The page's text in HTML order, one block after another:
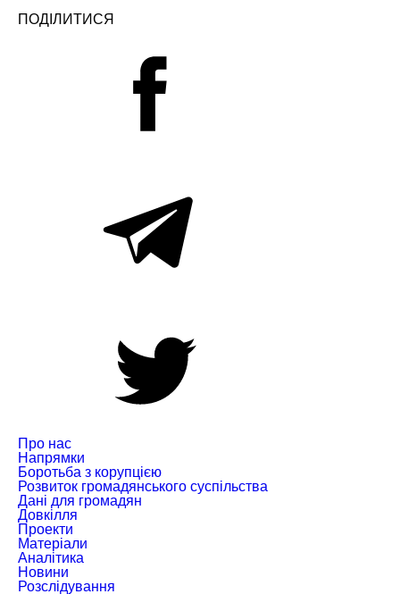
ПОДІЛИТИСЯ
Про нас
Напрямки
Боротьба з корупцією
Розвиток громадянського суспільства
Дані для громадян
Довкілля
Проекти
Матеріали
Аналітика
Новини
Розслідування